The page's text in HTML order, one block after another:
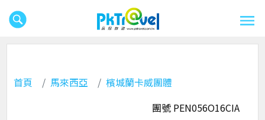
首頁 馬來西亞
檳城蘭卡威團體
團號 PEN056O16CIA